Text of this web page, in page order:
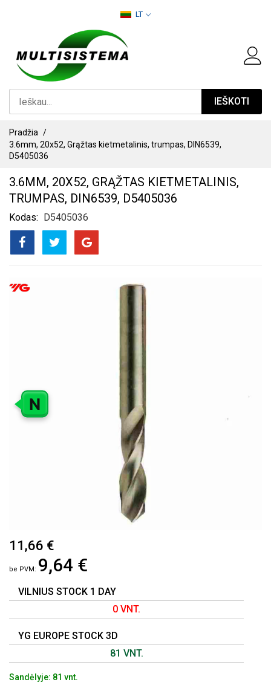
LT
IEŠKOTI
Pradžia
3.6mm, 20x52, Grąžtas kietmetalinis, trumpas, DIN6539,
D5405036
3.6MM, 20X52, GRĄŽTAS KIETMETALINIS,
TRUMPAS, DIN6539, D5405036
Kodas D5405036
PEREITI
N
PAVEIKSLĖLIŲ
GALERIJOS
PRADŽIĄ
11,66 €
9,64 €
VILNIUS STOCK 1 DAY
0 VNT.
YG EUROPE STOCK 3D
81 VNT.
Sandėlyje: 81 vnt.